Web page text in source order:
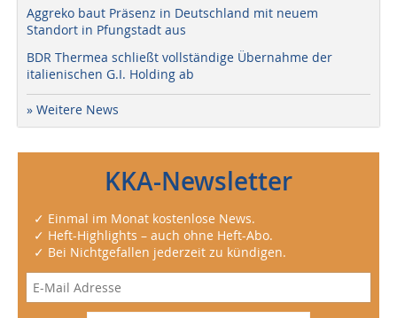
Aggreko baut Präsenz in Deutschland mit neuem
Standort in Pfungstadt aus
BDR Thermea schließt vollständige Übernahme der
italienischen G.I. Holding ab
» Weitere News
KKA-Newsletter
✓ Einmal im Monat kostenlose News.
✓ Heft-Highlights – auch ohne Heft-Abo.
✓ Bei Nichtgefallen jederzeit zu kündigen.